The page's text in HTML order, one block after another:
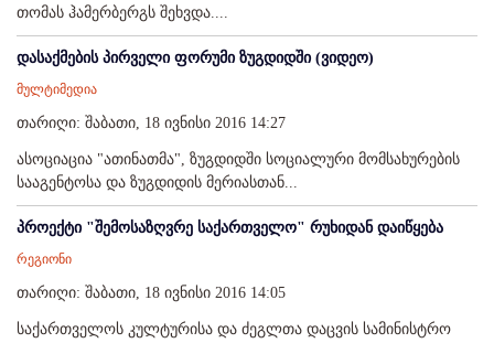
თომას ჰამერბერგს შეხვდა....
დასაქმების პირველი ფორუმი ზუგდიდში (ვიდეო)
მულტიმედია
თარიღი: შაბათი, 18 ივნისი 2016 14:27
ასოციაცია "ათინათმა", ზუგდიდში სოციალური მომსახურების
სააგენტოსა და ზუგდიდის მერიასთან...
პროექტი "შემოსაზღვრე საქართველო" რუხიდან დაიწყება
რეგიონი
თარიღი: შაბათი, 18 ივნისი 2016 14:05
საქართველოს კულტურისა და ძეგლთა დაცვის სამინისტრო